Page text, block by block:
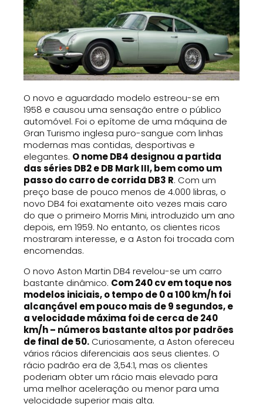
O novo e aguardado modelo estreou-se em
1958 e causou uma sensação entre o público
automóvel. Foi o epítome de uma máquina de
Gran Turismo inglesa puro-sangue com linhas
modernas mas contidas, desportivas e
elegantes. O nome DB4 designou a partida
das séries DB2 e DB Mark III, bem como um
passo do carro de corrida DB3 R. Com um
preço base de pouco menos de 4.000 libras, o
novo DB4 foi exatamente oito vezes mais caro
do que o primeiro Morris Mini, introduzido um ano
depois, em 1959. No entanto, os clientes ricos
mostraram interesse, e a Aston foi trocada com
encomendas.
O novo Aston Martin DB4 revelou-se um carro
bastante dinâmico. Com 240 cv em toque nos
modelos iniciais, o tempo de 0 a 100 km/h foi
alcançável em pouco mais de 9 segundos, e
a velocidade máxima foi de cerca de 240
km/h – números bastante altos por padrões
de final de 50. Curiosamente, a Aston ofereceu
vários rácios diferenciais aos seus clientes. O
rácio padrão era de 3,54:1, mas os clientes
poderiam obter um rácio mais elevado para
uma melhor aceleração ou menor para uma
velocidade superior mais alta.